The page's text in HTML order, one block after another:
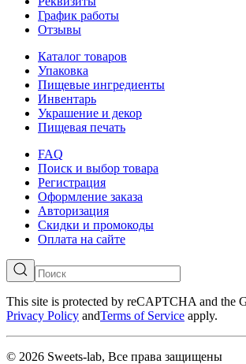
График работы
Отзывы
Каталог товаров
Упаковка
Пищевые ингредиенты
Инвентарь
Украшение и декор
Пищевая печать
FAQ
Поиск и выбор товара
Регистрация
Оформление заказа
Авторизация
Скидки и промокоды
Оплата на сайте
This site is protected by reCAPTCHA and the
Privacy Policy andTerms of Service apply.
© 2026 Sweets-lab, Все права защищены